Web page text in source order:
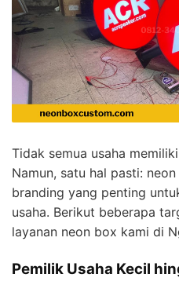
Tidak semua usaha
Namun, satu hal pasti:
branding yang penting
usaha. Berikut beberapa
layanan neon box kami di
Pemilik Usaha Kecil